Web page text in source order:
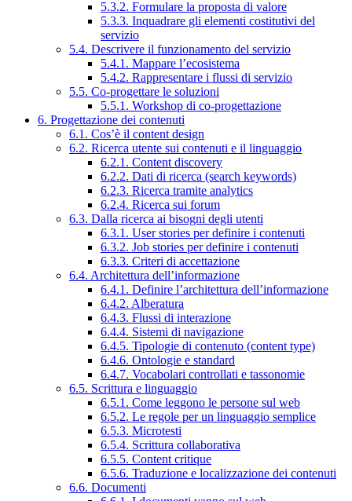
5.3.2. Formulare la proposta di valore
5.3.3. Inquadrare gli elementi costitutivi del
servizio
5.4. Descrivere il funzionamento del servizio
5.4.1. Mappare l’ecosistema
5.4.2. Rappresentare i flussi di servizio
5.5. Co-progettare le soluzioni
5.5.1. Workshop di co-progettazione
6. Progettazione dei contenuti
6.1. Cos’è il content design
6.2. Ricerca utente sui contenuti e il linguaggio
6.2.1. Content discovery
6.2.2. Dati di ricerca (search keywords)
6.2.3. Ricerca tramite analytics
6.2.4. Ricerca sui forum
6.3. Dalla ricerca ai bisogni degli utenti
6.3.1. User stories per definire i contenuti
6.3.2. Job stories per definire i contenuti
6.3.3. Criteri di accettazione
6.4. Architettura dell’informazione
6.4.1. Definire l’architettura dell’informazione
6.4.2. Alberatura
6.4.3. Flussi di interazione
6.4.4. Sistemi di navigazione
6.4.5. Tipologie di contenuto (content type)
6.4.6. Ontologie e standard
6.4.7. Vocabolari controllati e tassonomie
6.5. Scrittura e linguaggio
6.5.1. Come leggono le persone sul web
6.5.2. Le regole per un linguaggio semplice
6.5.3. Microtesti
6.5.4. Scrittura collaborativa
6.5.5. Content critique
6.5.6. Traduzione e localizzazione dei contenuti
6.6. Documenti